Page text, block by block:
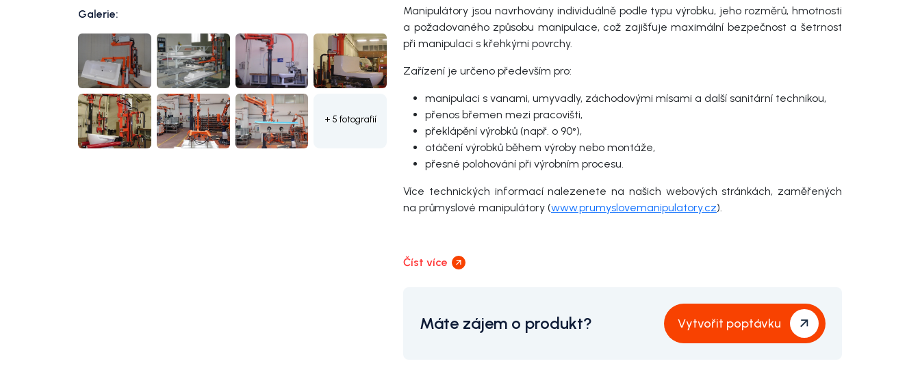
Galerie:
+ 5 fotografií
Manipulátory jsou navrhovány individuálně podle typu výrobku, jeho rozměrů, hmotnosti
a požadovaného způsobu manipulace, což zajišťuje maximální bezpečnost a šetrnost
při manipulaci s křehkými povrchy.
Zařízení je určeno především pro:
manipulaci s vanami, umyvadly, záchodovými mísami a další sanitární technikou,
přenos břemen mezi pracovišti,
překlápění výrobků (např. o 90°),
otáčení výrobků během výroby nebo montáže,
přesné polohování při výrobním procesu.
Více technických informací nalezenete na našich webových stránkách, zaměřených
na průmyslové manipulátory (www.prumyslovemanipulatory.cz).
Číst více
Máte zájem o produkt? Vytvořit poptávku